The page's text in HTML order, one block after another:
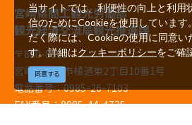
宮崎県商工観光労働部
観光経済交流局観光推進課
〒880-8501
宮崎県宮崎市橘通東2丁目10番1号
電話番号：0985-26-7103
FAX番号：0985-44-4725
当サイトでは、利便性の向上と利用
信のためにCookieを使用しています
だく際には、Cookieの使用に同意い
す。詳細はクッキーポリシーをご確
同意する